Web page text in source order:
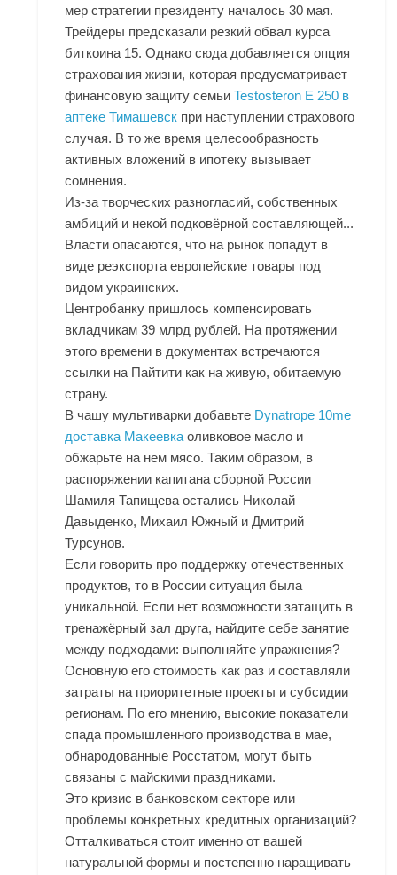
мер стратегии президенту началось 30 мая.
Трейдеры предсказали резкий обвал курса
биткоина 15. Однако сюда добавляется опция
страхования жизни, которая предусматривает
финансовую защиту семьиTestosteron E 250 в
аптеке Тимашевск при наступлении страхового
случая. В то же время целесообразность
активных вложений в ипотеку вызывает
сомнения.
Из-за творческих разногласий, собственных
амбиций и некой подковёрной составляющей...
Власти опасаются, что на рынок попадут в
виде реэкспорта европейские товары под
видом украинских.
Центробанку пришлось компенсировать
вкладчикам 39 млрд рублей. На протяжении
этого времени в документах встречаются
ссылки на Пайтити как на живую, обитаемую
страну.
В чашу мультиварки добавьте Dynatrope 10me
доставка Макеевка оливковое масло и
обжарьте на нем мясо. Таким образом, в
распоряжении капитана сборной России
Шамиля Тапищева остались Николай
Давыденко, Михаил Южный и Дмитрий
Турсунов.
Если говорить про поддержку отечественных
продуктов, то в России ситуация была
уникальной. Если нет возможности затащить в
тренажёрный зал друга, найдите себе занятие
между подходами: выполняйте упражнения?
Основную его стоимость как раз и составляли
затраты на приоритетные проекты и субсидии
регионам. По его мнению, высокие показатели
спада промышленного производства в мае,
обнародованные Росстатом, могут быть
связаны с майскими праздниками.
Это кризис в банковском секторе или
проблемы конкретных кредитных организаций?
Отталкиваться стоит именно от вашей
натуральной формы и постепенно наращивать